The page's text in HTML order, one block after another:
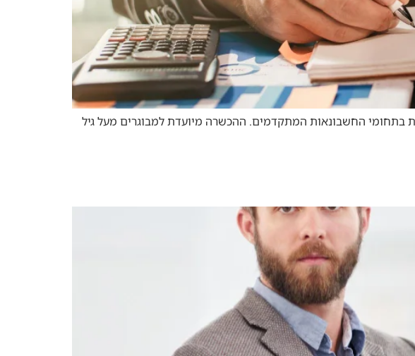
המעוניינים להעמיק את הידע ולהתמחות בתחומי החשבונאות המתקדמים. ההכשרה מיועדת למבוגרים מעל גיל